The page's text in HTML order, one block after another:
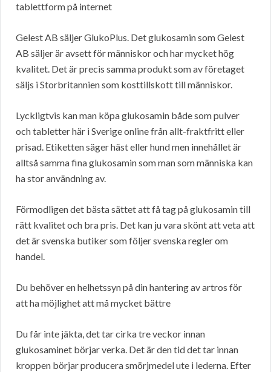
tablettform på internet
Gelest AB säljer GlukoPlus. Det glukosamin som Gelest
AB säljer är avsett för människor och har mycket hög
kvalitet. Det är precis samma produkt som av företaget
säljs i Storbritannien som kosttillskott till människor.
Lyckligtvis kan man köpa glukosamin både som pulver
och tabletter här i Sverige online från allt-fraktfritt eller
prisad. Etiketten säger häst eller hund men innehållet är
alltså samma fina glukosamin som man som människa kan
ha stor användning av.
Förmodligen det bästa sättet att få tag på glukosamin till
rätt kvalitet och bra pris. Det kan ju vara skönt att veta att
det är svenska butiker som följer svenska regler om
handel.
Du behöver en helhetssyn på din hantering av artros för
att ha möjlighet att må mycket bättre
Du får inte jäkta, det tar cirka tre veckor innan
glukosaminet börjar verka. Det är den tid det tar innan
kroppen börjar producera smörjmedel ute i lederna. Efter